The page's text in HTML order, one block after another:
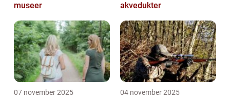
museer
akvedukter
07 november 2025 04 november 2025